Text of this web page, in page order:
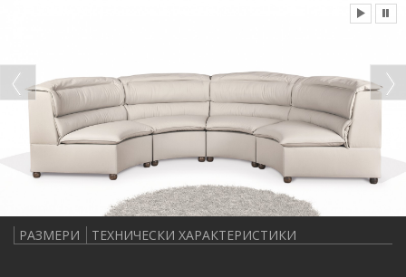
РАЗМЕРИ ТЕХНИЧЕСКИ ХАРАКТЕРИСТИКИ